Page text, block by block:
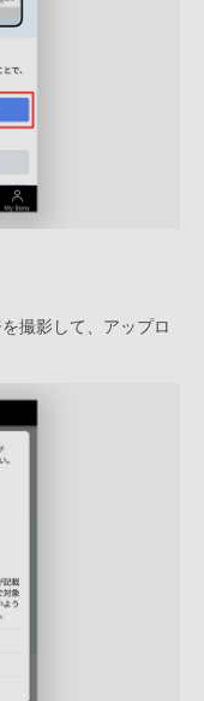
撮影して、アップロ